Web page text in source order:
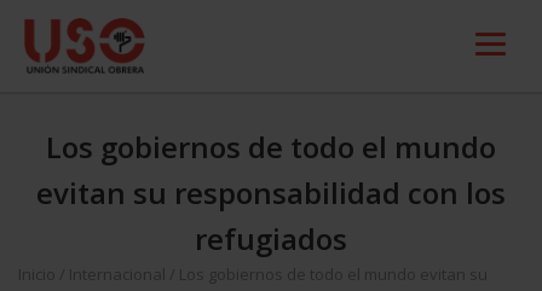
Los gobiernos de todo el mundo
evitan su responsabilidad con los
refugiados
Inicio Internacional
Los gobiernos de todo el mundo evitan su